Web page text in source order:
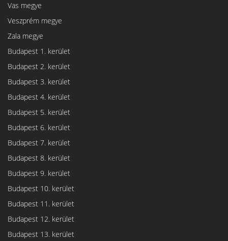
Vas megye
Veszprém megye
Zala megye
Budapest 1. kerület
Budapest 2. kerület
Budapest 3. kerület
Budapest 4. kerület
Budapest 5. kerület
Budapest 6. kerület
Budapest 7. kerület
Budapest 8. kerület
Budapest 9. kerület
Budapest 10. kerület
Budapest 11. kerület
Budapest 12. kerület
Budapest 13. kerület